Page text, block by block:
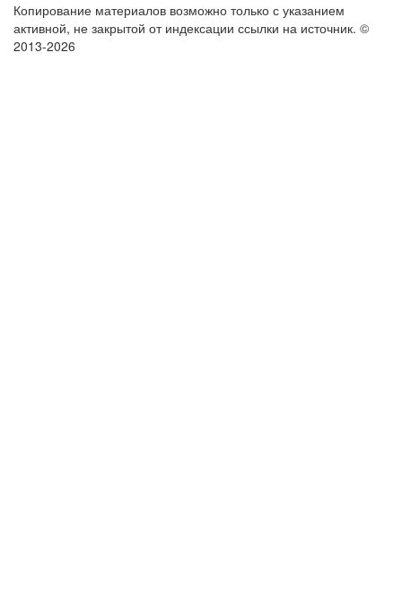
Копирование материалов возможно только с указанием
активной, не закрытой от индексации ссылки на источник. ©
2013-2026